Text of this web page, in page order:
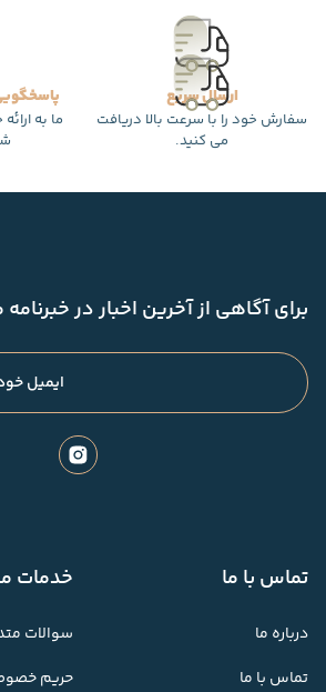
ارسال سریع
سفارش خود را با سرعت بالا دریافت
می کنید.
پاسخگویی
ما به
برای آگاهی از آخرین اخبار در
تماس با ما
درباره ما
تماس با ما
خدمات
سوالات
حریم